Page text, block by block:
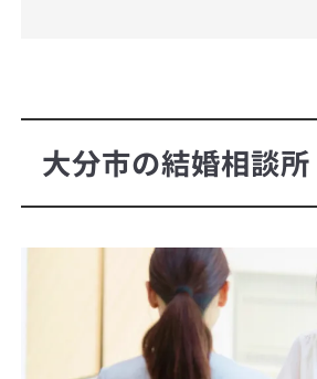
大分市の結婚相談所